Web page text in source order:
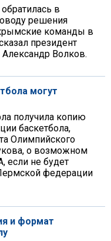
в
решения
команды в
президент
Волков.
могут
получила копию
баскетбола,
Олимпийского
о возможном
если не будет
федерации
и формат